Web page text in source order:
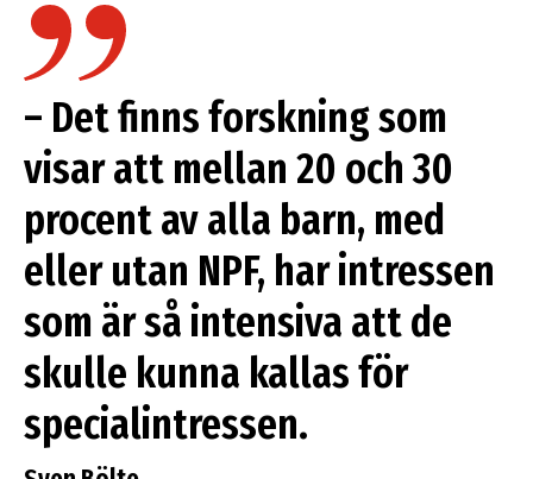
– Det finns forskning som
visar att mellan 20 och 30
procent av alla barn, med
eller utan NPF, har intressen
som är så intensiva att de
skulle kunna kallas för
specialintressen.